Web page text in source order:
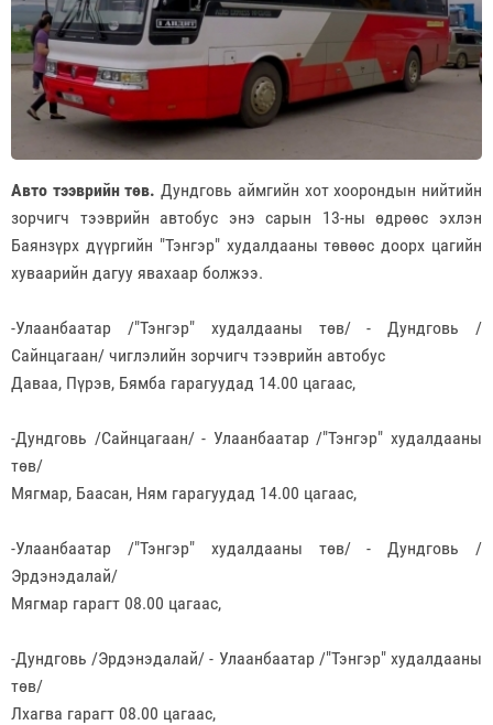
Авто тээврийн төв. Дундговь аймгийн хот хоорондын нийтийн
зорчигч тээврийн автобус энэ сарын 13-ны өдрөөс эхлэн
Баянзүрх дүүргийн "Тэнгэр" худалдааны төвөөс доорх цагийн
хуваарийн дагуу явахаар болжээ.
-Улаанбаатар /"Тэнгэр" худалдааны төв/ - Дундговь /
Сайнцагаан/ чиглэлийн зорчигч тээврийн автобус
Даваа, Пүрэв, Бямба гарагуудад 14.00 цагаас,
-Дундговь /Сайнцагаан/ - Улаанбаатар /"Тэнгэр" худалдааны
төв/
Мягмар, Баасан, Ням гарагуудад 14.00 цагаас,
-Улаанбаатар /"Тэнгэр" худалдааны төв/ - Дундговь /
Эрдэнэдалай/
Мягмар гарагт 08.00 цагаас,
-Дундговь /Эрдэнэдалай/ - Улаанбаатар /"Тэнгэр" худалдааны
төв/
Лхагва гарагт 08.00 цагаас,